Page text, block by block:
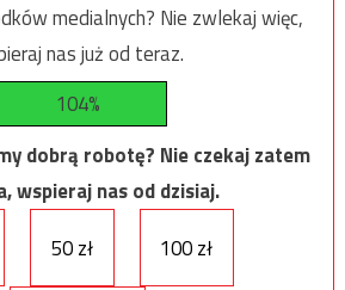
medialnych? Nie zwlekaj więc,
nas już od teraz.
104%
dobrą robotę? Nie czekaj zatem
wspieraj nas od dzisiaj.
50 zł 100 zł